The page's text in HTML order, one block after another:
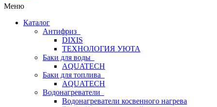
Меню
Каталог
Антифриз
DIXIS
ТЕХНОЛОГИЯ УЮТА
Баки для воды
AQUATECH
Баки для топлива
AQUATECH
Водонагреватели
Водонагреватели косвенного нагрева